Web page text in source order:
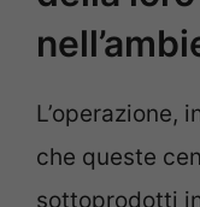
L’operazione,
che queste
sottoprodotti